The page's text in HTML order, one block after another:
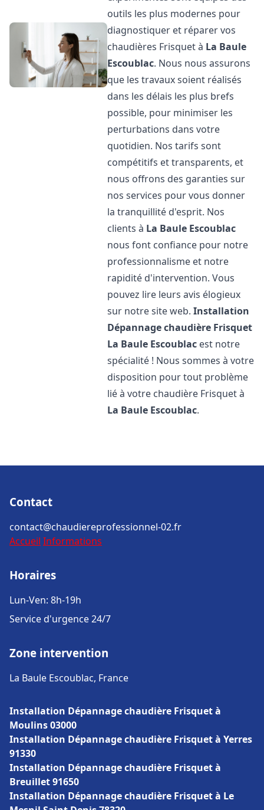
outils les plus modernes pour
diagnostiquer et réparer vos
chaudières Frisquet à La Baule
Escoublac. Nous nous assurons
que les travaux soient réalisés
dans les délais les plus brefs
possible, pour minimiser les
perturbations dans votre
quotidien. Nos tarifs sont
compétitifs et transparents, et
nous offrons des garanties sur
nos services pour vous donner
la tranquillité d'esprit. Nos
clients à La Baule Escoublac
nous font confiance pour notre
professionnalisme et notre
rapidité d'intervention. Vous
pouvez lire leurs avis élogieux
sur notre site web.Installation
Dépannage chaudière Frisquet
La Baule Escoublac est notre
spécialité ! Nous sommes à votre
disposition pour tout problème
lié à votre chaudière Frisquet à
La Baule Escoublac.
Contact
contact@chaudiereprofessionnel-02.fr
Accueil Informations
Horaires
Lun-Ven: 8h-19h
Service d'urgence 24/7
Zone intervention
La Baule Escoublac, France
Installation Dépannage chaudière Frisquet à
Moulins 03000
Installation Dépannage chaudière Frisquet à Yerres
91330
Installation Dépannage chaudière Frisquet à
Breuillet 91650
Installation Dépannage chaudière Frisquet à Le